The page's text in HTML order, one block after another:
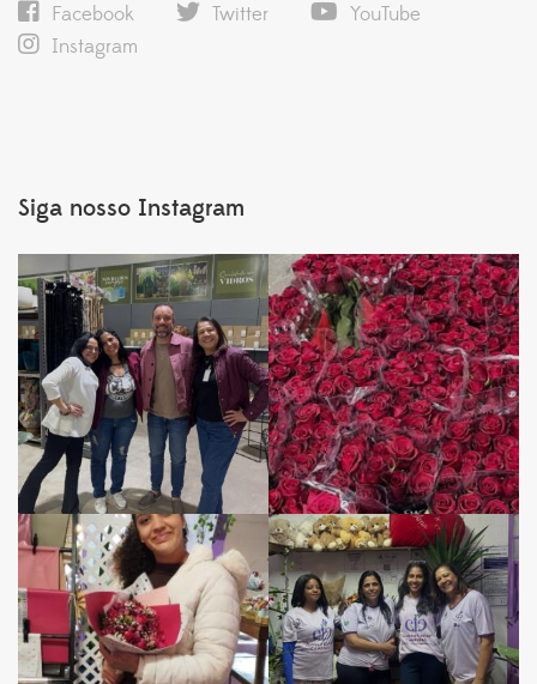
Facebook Twitter
YouTube
Instagram
Siga nosso Instagram